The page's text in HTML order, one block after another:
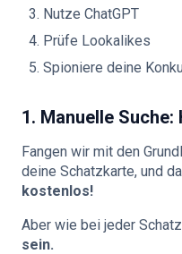
Nutze ChatGPT
Prüfe Lookalikes
Spioniere deine
1. Manuelle
Fangen wir mit den
deine Schatzkarte, und
kostenlos!
Aber wie bei jeder
sein.